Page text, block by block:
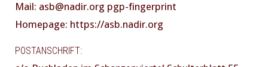
Mail: asb@nadir.org pgp-fingerprint
Homepage: https://asb.nadir.org
POSTANSCHRIFT: